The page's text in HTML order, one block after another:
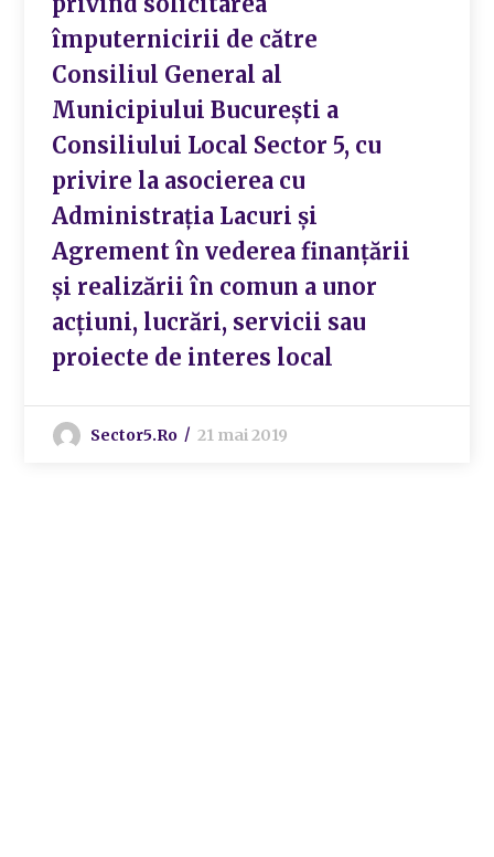
împuternicirii de către
Consiliul General al
Municipiului București a
Consiliului Local Sector 5, cu
privire la asocierea cu
Administrația Lacuri și
Agrement în vederea finanțării
și realizării în comun a unor
acțiuni, lucrări, servicii sau
proiecte de interes local
Sector5.ro 21 mai 2019